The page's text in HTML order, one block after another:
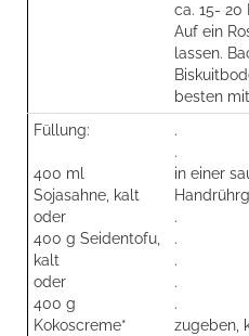
ca. 15- 20
Auf ein
lassen.
besten
Füllung:
400 ml
Sojasahne, kalt
oder
400 g Seidentofu,
kalt
oder
400 g
Kokoscreme*
.
.
in einer
.
.
.
.
.
zugeben,